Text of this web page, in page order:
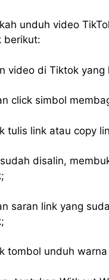
unduh video
berikut:
video di Tiktok
click simbol
tulis link atau copy
disalin,
saran link yang
tombol unduh